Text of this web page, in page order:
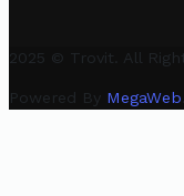
2025 © Trovit. All
Powered By MegaWeb